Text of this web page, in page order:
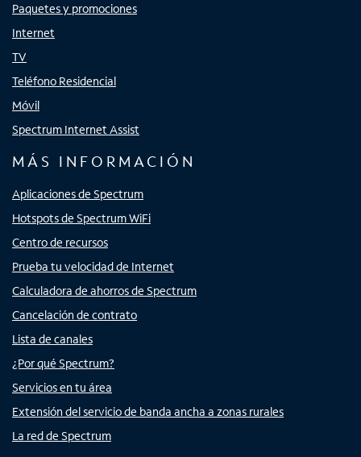
Paquetes y promociones
Internet
TV
Teléfono Residencial
Móvil
Spectrum Internet Assist
MÁS INFORMACIÓN
Aplicaciones de Spectrum
Hotspots de Spectrum WiFi
Centro de recursos
Prueba tu velocidad de Internet
Calculadora de ahorros de Spectrum
Cancelación de contrato
Lista de canales
¿Por qué Spectrum?
Servicios en tu área
Extensión del servicio de banda ancha a zonas rurales
La red de Spectrum